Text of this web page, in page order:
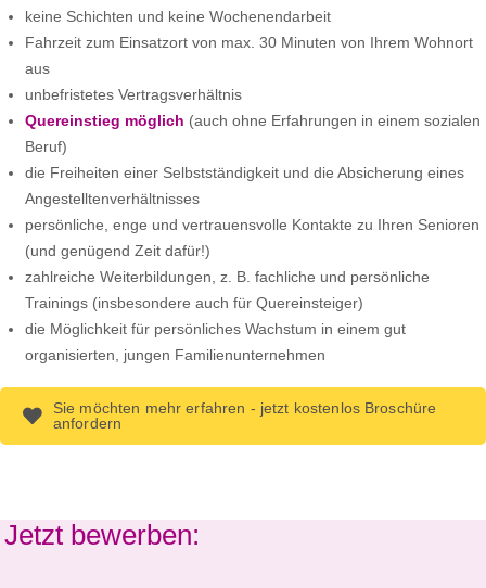
keine Schichten und keine Wochenendarbeit
Fahrzeit zum Einsatzort von max. 30 Minuten von Ihrem Wohnort
aus
unbefristetes Vertragsverhältnis
Quereinstieg möglich (auch ohne Erfahrungen in einem sozialen
Beruf)
die Freiheiten einer Selbstständigkeit und die Absicherung eines
Angestelltenverhältnisses
persönliche, enge und vertrauensvolle Kontakte zu Ihren Senioren
(und genügend Zeit dafür!)
zahlreiche Weiterbildungen, z. B. fachliche und persönliche
Trainings (insbesondere auch für Quereinsteiger)
die Möglichkeit für persönliches Wachstum in einem gut
organisierten, jungen Familienunternehmen
Sie möchten mehr erfahren - jetzt kostenlos Broschüre
anfordern
Jetzt bewerben: